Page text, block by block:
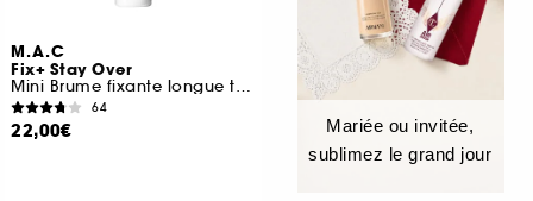
M.A.C
Fix+ Stay Over
Mini Brume fixante longue tenue sans alcool
64
22,00€
Mariée ou invitée,
sublimez le grand jour